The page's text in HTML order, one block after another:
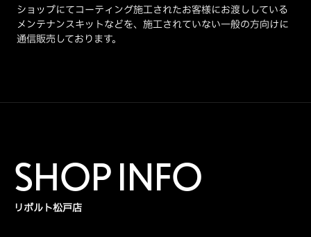
ショップにてコーティング施工されたお客様にお渡ししている
メンテナンスキットなどを、施工されていない一般の方向けに
通信販売しております。
SHOP INFO
リボルト松戸店